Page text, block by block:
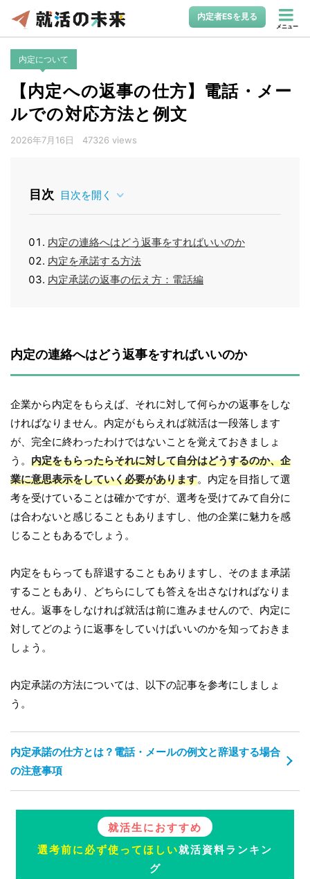
内定者ESを見る
メニュー
内定について
【内定への返事の仕方】電話・メー
ルでの対応方法と例文
2026年7月16日 47326 views
目次 目次を開く
内定の連絡へはどう返事をすればいいのか
内定を承諾する方法
内定承諾の返事の伝え方：電話編
内定の連絡へはどう返事をすればいいのか
企業から内定をもらえば、それに対して何らかの返事をしな
ければなりません。内定がもらえれば就活は一段落します
が、完全に終わったわけではないことを覚えておきましょ
う。 内定をもらったらそれに対して自分はどうするのか、企
業に意思表示をしていく必要があります。内定を目指して選
考を受けていることは確かですが、選考を受けてみて自分に
は合わないと感じることもありますし、他の企業に魅力を感
じることもあるでしょう。
内定をもらっても辞退することもありますし、そのまま承諾
することもあり、どちらにしても答えを出さなければなりま
せん。返事をしなければ就活は前に進みませんので、内定に
対してどのように返事をしていけばいいのかを知っておきま
しょう。
内定承諾の方法については、以下の記事を参考にしましょ
う。
内定承諾の仕方とは？電話・メールの例文と辞退する場合
の注意事項
就活生におすすめ
選考前に必ず使ってほしい就活資料ランキン
グ